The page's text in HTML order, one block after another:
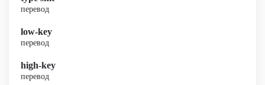
перевод
low-key
перевод
high-key
перевод